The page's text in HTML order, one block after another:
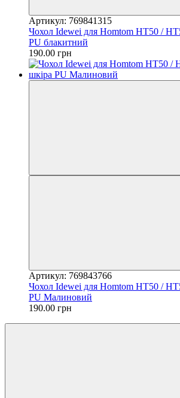
Артикул: 769841315
Чохол Idewei для Homtom HT50 /
PU блакитний
190.00 грн
Артикул: 769843766
Чохол Idewei для Homtom HT50 /
PU Малиновий
190.00 грн